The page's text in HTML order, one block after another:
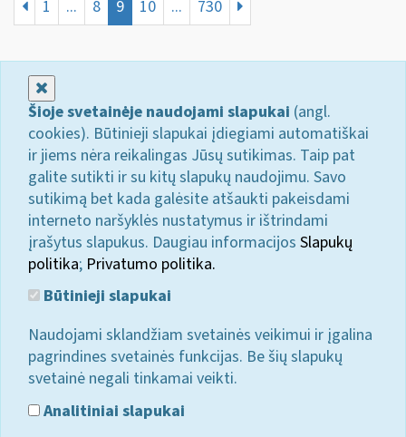
1 ... 8 9 10 ... 730
Šioje svetainėje naudojami slapukai (angl.
cookies). Būtinieji slapukai įdiegiami automatiškai
ir jiems nėra reikalingas Jūsų sutikimas. Taip pat
galite sutikti ir su kitų slapukų naudojimu. Savo
sutikimą bet kada galėsite atšaukti pakeisdami
interneto naršyklės nustatymus ir ištrindami
įrašytus slapukus. Daugiau informacijos Slapukų
politika; Privatumo politika.
Būtinieji slapukai
Naudojami sklandžiam svetainės veikimui ir įgalina
pagrindines svetainės funkcijas. Be šių slapukų
svetainė negali tinkamai veikti.
Analitiniai slapukai